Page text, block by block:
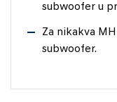
subwoofer u
Za nikakva
subwoofer.